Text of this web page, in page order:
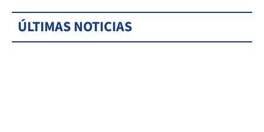
ÚLTIMAS NOTICIAS